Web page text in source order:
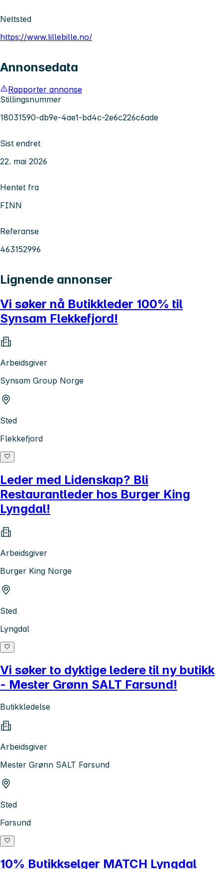
Nettsted
https://www.lillebille.no/
Annonsedata
Rapporter annonse
Stillingsnummer
18031590-db9e-4ae1-bd4c-2e6c226c6ade
Sist endret
22. mai 2026
Hentet fra
FINN
Referanse
463152996
Lignende annonser
Vi søker nå Butikkleder 100% til
Synsam Flekkefjord!
Arbeidsgiver
Synsam Group Norge
Sted
Flekkefjord
Leder med Lidenskap? Bli
Restaurantleder hos Burger King
Lyngdal!
Arbeidsgiver
Burger King Norge
Sted
Lyngdal
Vi søker to dyktige ledere til ny butikk
- Mester Grønn SALT Farsund!
Butikkledelse
Arbeidsgiver
Mester Grønn SALT Farsund
Sted
Farsund
10% Butikkselger MATCH Lyngdal